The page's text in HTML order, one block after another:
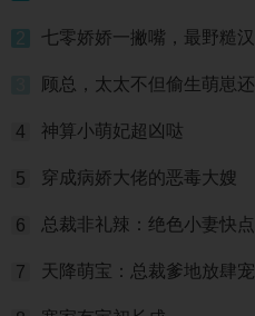
2 七零娇娇一撇嘴，最野糙
顾总，太太不但偷生萌崽
4 神算小萌妃超凶哒
5 穿成病娇大佬的恶毒大嫂
6 总裁非礼辣：绝色小妻快
7 天降萌宝：总裁爹地放肆宠